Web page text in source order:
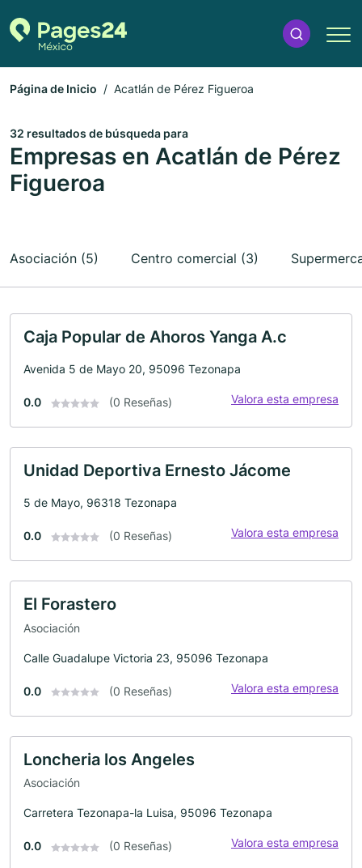
Página de Inicio Acatlán de Pérez Figueroa
32 resultados de búsqueda para
Empresas en Acatlán de Pérez
Figueroa
Asociación (5) Centro comercial (3)
Caja Popular de Ahoros Yanga A.c
Avenida 5 de Mayo 20, 95096 Tezonapa
0.0 (0 Reseñas) Valora esta empresa
Unidad Deportiva Ernesto Jácome
5 de Mayo, 96318 Tezonapa
0.0 (0 Reseñas) Valora esta empresa
El Forastero
Asociación
Calle Guadalupe Victoria 23, 95096 Tezonapa
0.0 (0 Reseñas) Valora esta empresa
Loncheria los Angeles
Asociación
Carretera Tezonapa-la Luisa, 95096 Tezonapa
0.0 (0 Reseñas) Valora esta empresa